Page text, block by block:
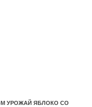
М УРОЖАЙ ЯБЛОКО СО